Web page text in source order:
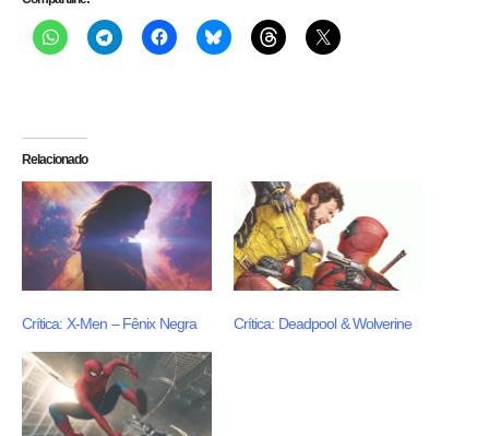
Relacionado
Crítica: X-Men – Fênix Negra Crítica: Deadpool & Wolverine